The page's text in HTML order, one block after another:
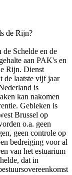
de Rijn?
Schelde en de
aan PAK's en
Rijn. Dienst
de laatste vijf jaar
is
kan nakomen
Gebleken is
Brussel op
o.a. geen
geen controle op
bedreiging voor al
van het estuarium
dat in